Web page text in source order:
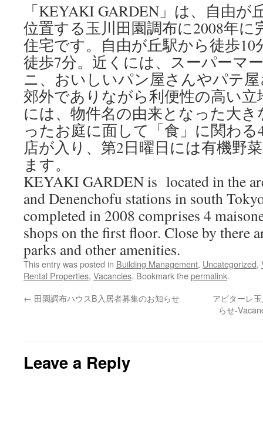
「KEYAKI GARDEN」は、自由
位置する玉川田園調布に2008年に
住宅です。自由が丘駅から徒歩10
徒歩7分。近くには、スーパーマ
ニ、おいしいパン屋さんやパテ
郊外でありながら利便性の高い
には、物件名の由来となった大
ったお庭に面して「食」に関わ
店が入り、第2日曜日には有機野
ます。
KEYAKI GARDEN is located in the
and Denenchofu stations in south
completed in 2008 comprises 4
shops on the first floor. Close by there
parks and other amenities.
This entry was posted in Building Management, Uncategorized,
Rental Properties, Vacancies. Bookmark thepermalink.
← 田園調布ハウスB入居者募集のお知らせ
アビターレ
らせ-
Leave a Reply